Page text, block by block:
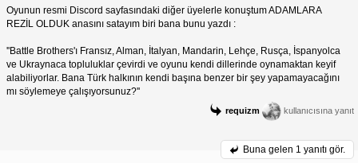
Oyunun resmi Discord sayfasındaki diğer üyelerle konuştum ADAMLARA
REZİL OLDUK anasını satayım biri bana bunu yazdı :
''Battle Brothers'ı Fransız, Alman, İtalyan, Mandarin, Lehçe, Rusça, İspanyolca
ve Ukraynaca topluluklar çevirdi ve oyunu kendi dillerinde oynamaktan keyif
alabiliyorlar. Bana Türk halkının kendi başına benzer bir şey yapamayacağını
mı söylemeye çalışıyorsunuz?''
requizm kullanıcısına yanıt
Buna gelen 1 yanıtı gör.